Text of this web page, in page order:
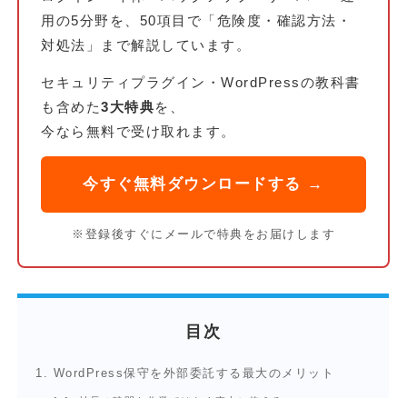
用の5分野を、50項目で「危険度・確認方法・
対処法」まで解説しています。
セキュリティプラグイン・WordPressの教科書
も含めた3大特典を、
今なら無料で受け取れます。
今すぐ無料ダウンロードする →
※登録後すぐにメールで特典をお届けします
目次
1. WordPress保守を外部委託する最大のメリット